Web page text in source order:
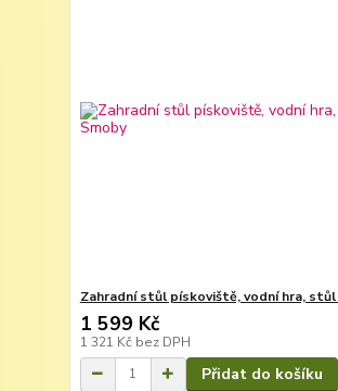
Zahradní stůl pískoviště, vodní hra, stůl
1 599 Kč
1 321 Kč bez DPH
Přidat do košíku